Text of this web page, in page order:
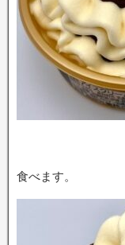
食べます。